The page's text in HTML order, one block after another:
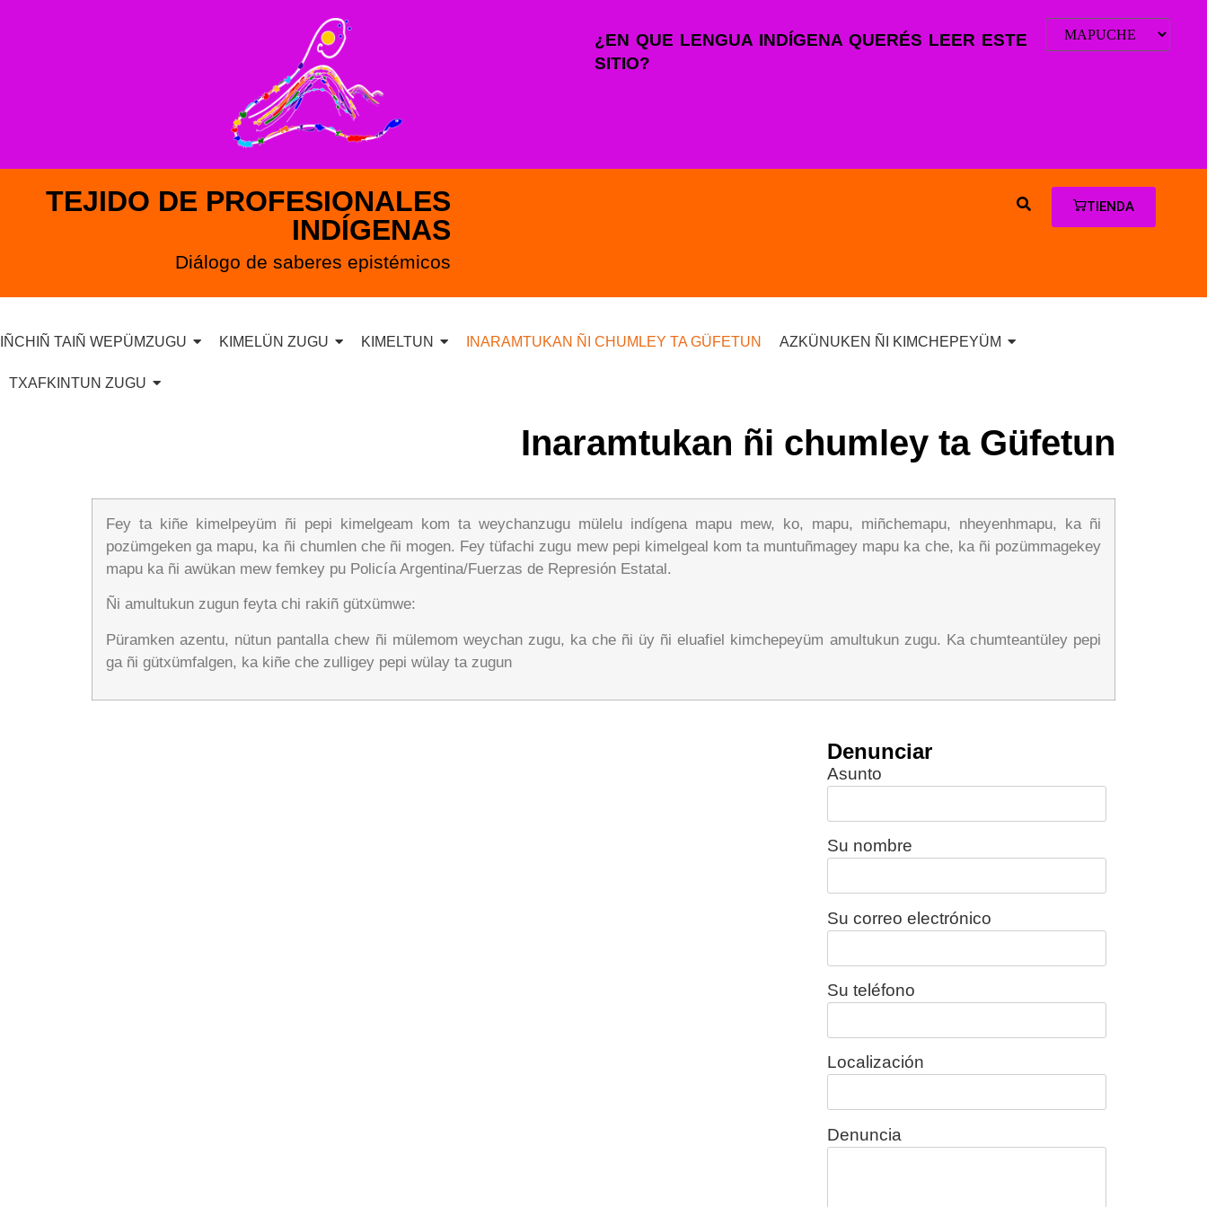
¿EN QUE LENGUA INDÍGENA QUERÉS LEER ESTE
SITIO?
TEJIDO DE PROFESIONALES
INDÍGENAS
Diálogo de saberes epistémicos
TIENDA
IÑCHIÑ TAIÑ WEPÜMZUGU KIMELÜN ZUGU KIMELTUN INARAMTUKAN ÑI CHUMLEY TA GÜFETUN AZKÜNUKEN ÑI KIMCHEPEYÜM
TXAFKINTUN ZUGU
Inaramtukan ñi chumley ta Güfetun
Fey ta kiñe kimelpeyüm ñi pepi kimelgeam kom ta weychanzugu mülelu indígena mapu mew, ko, mapu, miñchemapu, nheyenhmapu, ka ñi
pozümgeken ga mapu, ka ñi chumlen che ñi mogen. Fey tüfachi zugu mew pepi kimelgeal kom ta muntuñmagey mapu ka che, ka ñi pozümmagekey
mapu ka ñi awükan mew femkey pu Policía Argentina/Fuerzas de Represión Estatal.
Ñi amultukun zugun feyta chi rakiñ gütxümwe:
Püramken azentu, nütun pantalla chew ñi mülemom weychan zugu, ka che ñi üy ñi eluafiel kimchepeyüm amultukun zugu. Ka chumteantüley pepi
ga ñi gütxümfalgen, ka kiñe che zulligey pepi wülay ta zugun
Denunciar
Asunto
Su nombre
Su correo electrónico
Su teléfono
Localización
Denuncia